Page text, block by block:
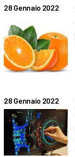
28 Gennaio 2022
28 Gennaio 2022